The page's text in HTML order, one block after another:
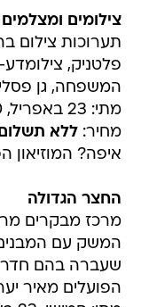
צילומים ומצלמים
תערוכות צילום
פלטניק,
המשפחה, גן
מתי: 23 באפריל, 10:00-16:00.
מחיר:ללא
איפה? המוזיאון
החצר הגדולה
מרכז מבקרים
המשק עם
שעברה בהם
הפועלים מאיר